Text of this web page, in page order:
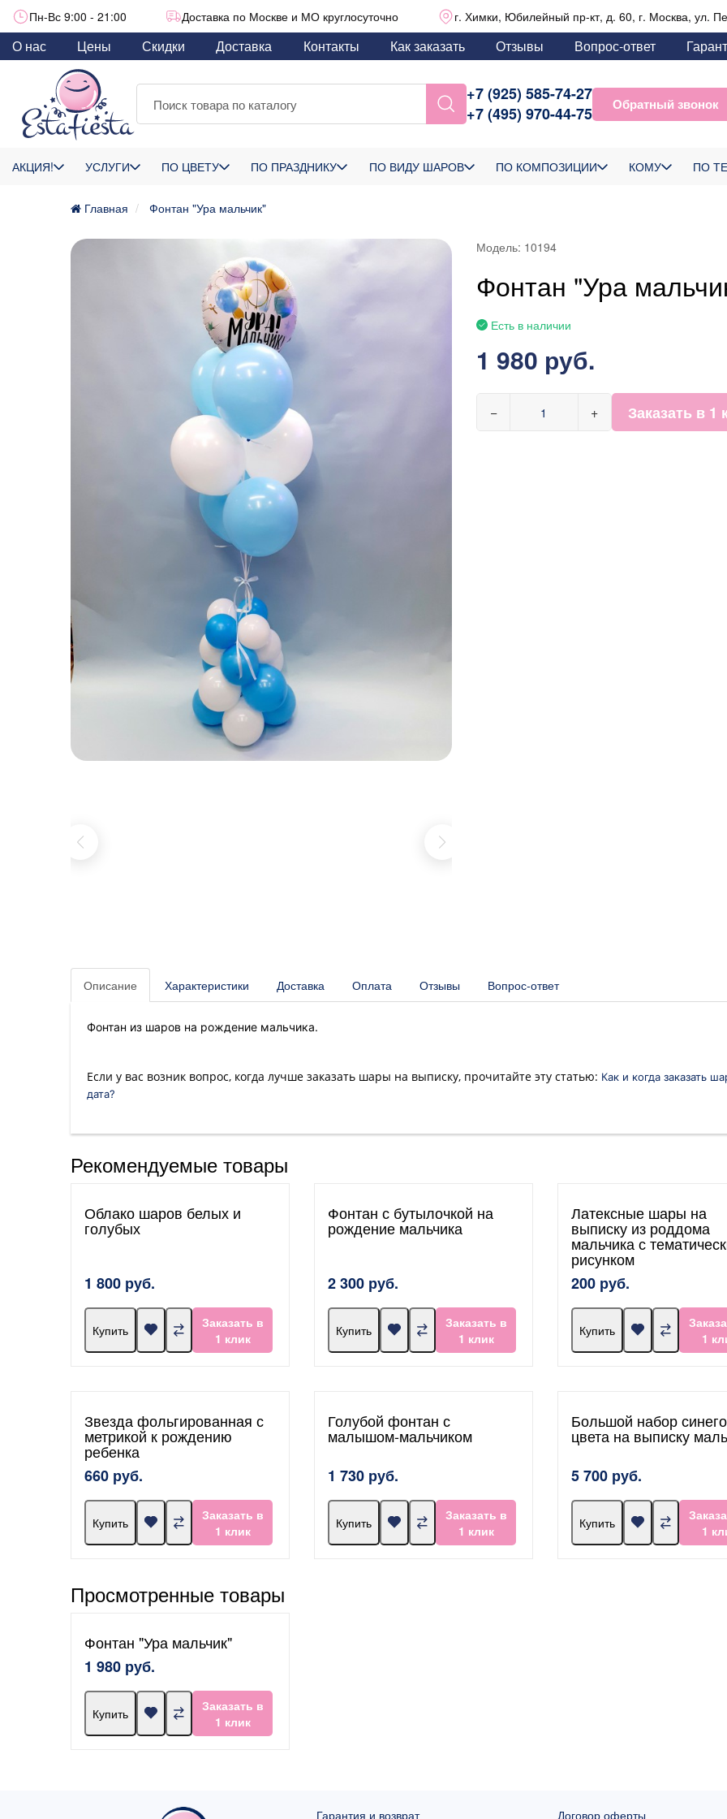
Пн-Вс 9:00 - 21:00 Доставка по Москве и МО круглосуточно г. Химки, Юбилейный пр-кт, д. 60, г. Москва, ул.
О нас Цены Скидки Доставка Контакты Как заказать Отзывы Вопрос-ответ
+7 (925) 585-74-27
+7 (495) 970-44-75
Обратный звонок
АКЦИЯ! УСЛУГИ ПО ЦВЕТУ ПО ПРАЗДНИКУ ПО ВИДУ ШАРОВ ПО КОМПОЗИЦИИ КОМУ ПО
Главная Фонтан "Ура мальчик"
Модель: 10194
Фонтан "Ура
Есть в наличии
1 980 руб.
− + Заказать в 1
Описание Характеристики Доставка Оплата Отзывы Вопрос-ответ
Фонтан из шаров на рождение мальчика.
Если у вас возник вопрос, когда лучше заказать шары на выписку, прочитайте эту статью: Как и когда заказать
дата?
Рекомендуемые товары
Облако шаров белых и
голубых
1 800 руб.
Купить
Заказать в
1 клик
Фонтан с бутылочкой на
рождение мальчика
2 300 руб.
Купить
Заказать в
1 клик
Латексные шары на
выписку из роддома
мальчика с
рисунком
200 руб.
Купить
1
Звезда фольгированная с
метрикой к рождению
ребенка
660 руб.
Купить
Заказать в
1 клик
Голубой фонтан с
малышом-мальчиком
1 730 руб.
Купить
Заказать в
1 клик
Большой набор синего
цвета на выписку
5 700 руб.
Купить
1
Просмотренные товары
Фонтан "Ура мальчик"
1 980 руб.
Купить
Заказать в
1 клик
Гарантия и возврат Договор оферты